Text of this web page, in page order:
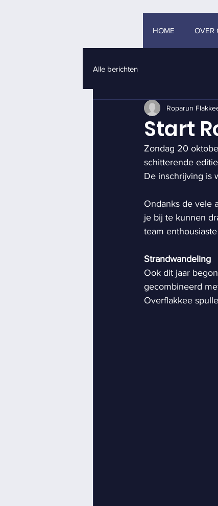
HOME OVER
Alle berichten
Start
Roparun
Zondag 20
schitterende
De inschrijving is
Ondanks de vele
je bij te kunnen
team
Strandwandeling
Ook dit jaar
gecombineerd
Overflakkee